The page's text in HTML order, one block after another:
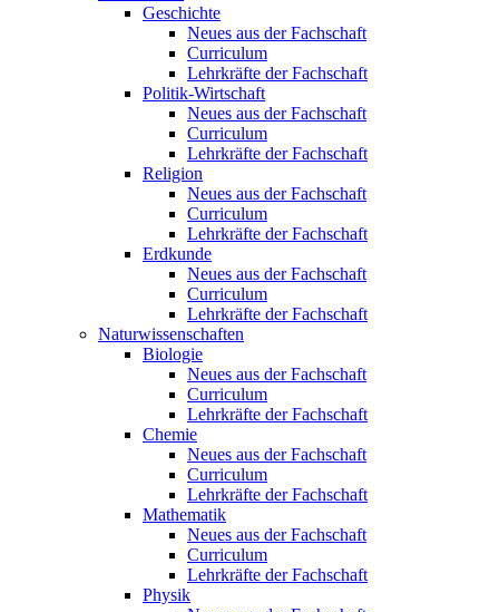
Geschichte
Neues aus der Fachschaft
Curriculum
Lehrkräfte der Fachschaft
Politik-Wirtschaft
Neues aus der Fachschaft
Curriculum
Lehrkräfte der Fachschaft
Religion
Neues aus der Fachschaft
Curriculum
Lehrkräfte der Fachschaft
Erdkunde
Neues aus der Fachschaft
Curriculum
Lehrkräfte der Fachschaft
Naturwissenschaften
Biologie
Neues aus der Fachschaft
Curriculum
Lehrkräfte der Fachschaft
Chemie
Neues aus der Fachschaft
Curriculum
Lehrkräfte der Fachschaft
Mathematik
Neues aus der Fachschaft
Curriculum
Lehrkräfte der Fachschaft
Physik